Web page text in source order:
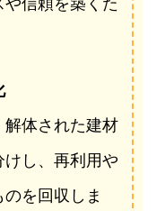
体された建材
し、再利用や
を回収しま